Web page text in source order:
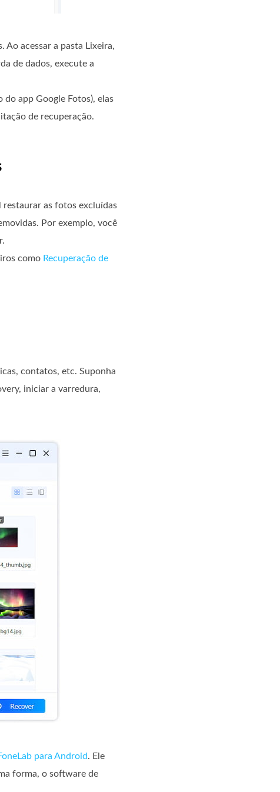
Ao acessar a pasta Lixeira,
de dados, execute a
do app Google Fotos), elas
de recuperação.
restaurar as fotos excluídas
Por exemplo, você
como Recuperação de
contatos, etc. Suponha
iniciar a varredura,
para Android. Ele
forma, o software de